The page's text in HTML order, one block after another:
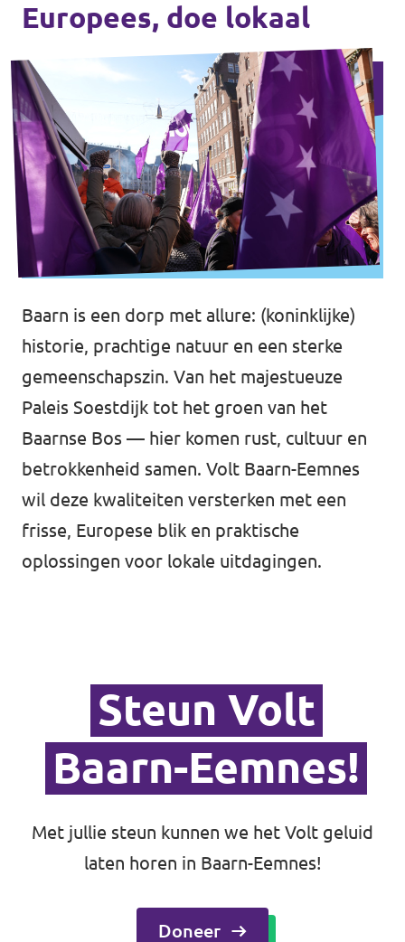
Europees, doe lokaal
Baarn is een dorp met allure: (koninklijke)
historie, prachtige natuur en een sterke
gemeenschapszin. Van het majestueuze
Paleis Soestdijk tot het groen van het
Baarnse Bos — hier komen rust, cultuur en
betrokkenheid samen. Volt Baarn-Eemnes
wil deze kwaliteiten versterken met een
frisse, Europese blik en praktische
oplossingen voor lokale uitdagingen.
Steun Volt
Baarn-Eemnes!
Met jullie steun kunnen we het Volt geluid
laten horen in Baarn-Eemnes!
Doneer